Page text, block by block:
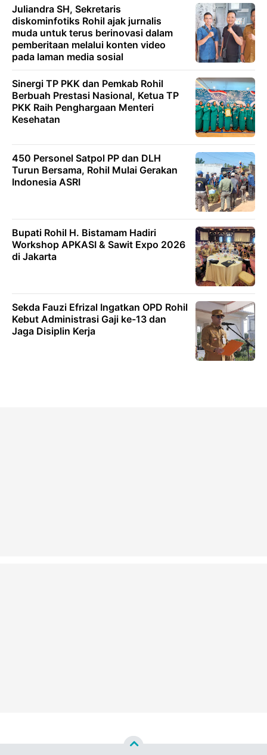
Juliandra SH, Sekretaris
diskominfotiks Rohil ajak jurnalis
muda untuk terus berinovasi dalam
pemberitaan melalui konten video
pada laman media sosial
Sinergi TP PKK dan Pemkab Rohil
Berbuah Prestasi Nasional, Ketua TP
PKK Raih Penghargaan Menteri
Kesehatan
450 Personel Satpol PP dan DLH
Turun Bersama, Rohil Mulai Gerakan
Indonesia ASRI
Bupati Rohil H. Bistamam Hadiri
Workshop APKASI & Sawit Expo 2026
di Jakarta
Sekda Fauzi Efrizal Ingatkan OPD Rohil
Kebut Administrasi Gaji ke-13 dan
Jaga Disiplin Kerja